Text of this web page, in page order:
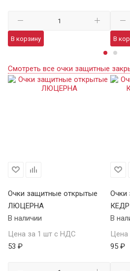
В корзину В
Смотреть все очки защитные
Очки защитные открытые
ЛЮЦЕРНА
В наличии
Цена за 1 шт с НДС
53 ₽
Очки
КЕДР
В
Цена
95 ₽